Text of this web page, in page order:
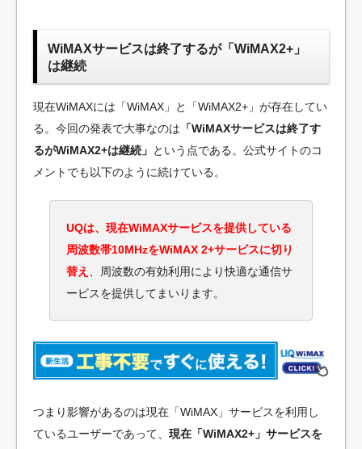
WiMAXサービスは終了するが「WiMAX2+」
は継続
現在WiMAXには「WiMAX」と「WiMAX2+」が存在してい
る。今回の発表で大事なのは 「WiMAXサービスは終了す
るがWiMAX2+は継続」 という点である。公式サイトのコ
メントでも以下のように続けている。
UQは、現在WiMAXサービスを提供している
周波数帯10MHzをWiMAX 2+サービスに切り
替え
、周波数の有効利用により快適な通信サ
ービスを提供してまいります。
つまり影響があるのは現在「WiMAX」サービスを利用し
ているユーザーであって、 現在「WiMAX2+」サービスを